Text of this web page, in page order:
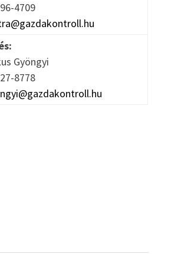
4709
Gyöngyi
8778